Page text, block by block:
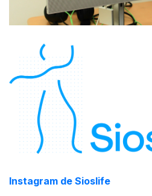
Instagram de Sioslife